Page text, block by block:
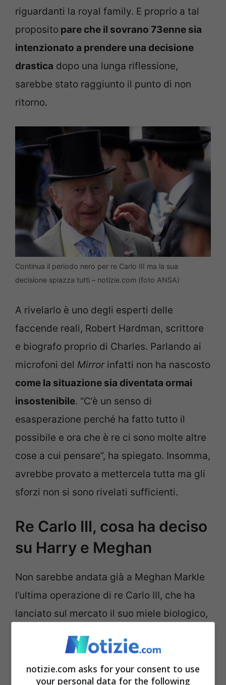
riguardanti la royal family. E proprio a tal
proposito pare che il sovrano 73enne sia
intenzionato a prendere una decisione
drastica dopo una lunga riflessione,
sarebbe stato raggiunto il punto di non
ritorno.
Continua il periodo nero per re Carlo III ma la sua
decisione spiazza tutti – notizie.com (foto ANSA)
A rivelarlo è uno degli esperti delle
faccende reali, Robert Hardman, scrittore
e biografo proprio di Charles. Parlando ai
microfoni del Mirrorinfatti non ha nascosto
come la situazione sia diventata ormai
insostenibile. “C’è un senso di
esasperazione perché ha fatto tutto il
possibile e ora che è re ci sono molte altre
cose a cui pensare”, ha spiegato. Insomma,
avrebbe provato a mettercela tutta ma gli
sforzi non si sono rivelati sufficienti.
Re Carlo III, cosa ha deciso
su Harry e Meghan
Non sarebbe andata già a Meghan Markle
l’ultima operazione di re Carlo III, che ha
lanciato sul mercato il suo miele biologico,
ad Highgrove Gardens, una delle tenute
reali. L’edizione limitata da cinquecento
notizie.com asks for your consent to use
your personal data for the following